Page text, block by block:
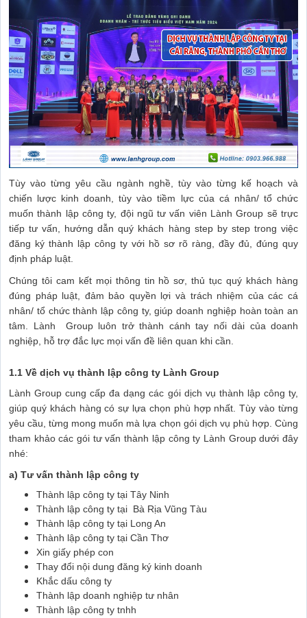
Tùy vào từng yêu cầu ngành nghề, tùy vào từng kế hoạch và
chiến lược kinh doanh, tùy vào tiềm lực của cá nhân/ tổ chức
muốn thành lập công ty, đội ngũ tư vấn viên Lành Group sẽ trực
tiếp tư vấn, hướng dẫn quý khách hàng step by step trong việc
đăng ký thành lập công ty với hồ sơ rõ ràng, đầy đủ, đúng quy
định pháp luật.
Chúng tôi cam kết mọi thông tin hồ sơ, thủ tục quý khách hàng
đúng pháp luật, đảm bảo quyền lợi và trách nhiệm của các cá
nhân/ tổ chức thành lập công ty, giúp doanh nghiệp hoàn toàn an
tâm. Lành Group luôn trở thành cánh tay nối dài của doanh
nghiệp, hỗ trợ đắc lực mọi vấn đề liên quan khi cần.
1.1 Về dịch vụ thành lập công ty Lành Group
Lành Group cung cấp đa dạng các gói dịch vụ thành lập công ty,
giúp quý khách hàng có sự lựa chọn phù hợp nhất. Tùy vào từng
yêu cầu, từng mong muốn mà lựa chọn gói dịch vụ phù hợp. Cùng
tham khảo các gói tư vấn thành lập công ty Lành Group dưới đây
nhé:
a) Tư vấn thành lập công ty
Thành lập công ty tại Tây Ninh
Thành lập công ty tại Bà Rịa Vũng Tàu
Thành lập công ty tại Long An
Thành lập công ty tại Cần Thơ
Xin giấy phép con
Thay đổi nội dung đăng ký kinh doanh
Khắc dấu công ty
Thành lập doanh nghiệp tư nhân
Thành lập công ty tnhh